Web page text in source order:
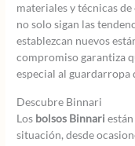
materiales y técnicas
no solo sigan las
establezcan nuevos
compromiso garantiza
especial al guardarropa
Descubre Binnari
Los bolsos Binnari
situación, desde